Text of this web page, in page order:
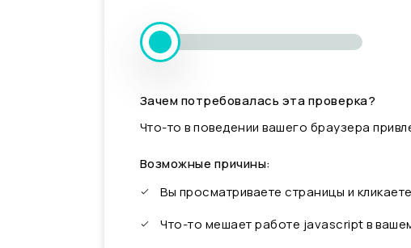
Зачем потребовалась эта проверка?
Что-то в поведении вашего браузера
Возможные причины:
Вы просматриваете страницы и
Что-то мешает работе javascript в